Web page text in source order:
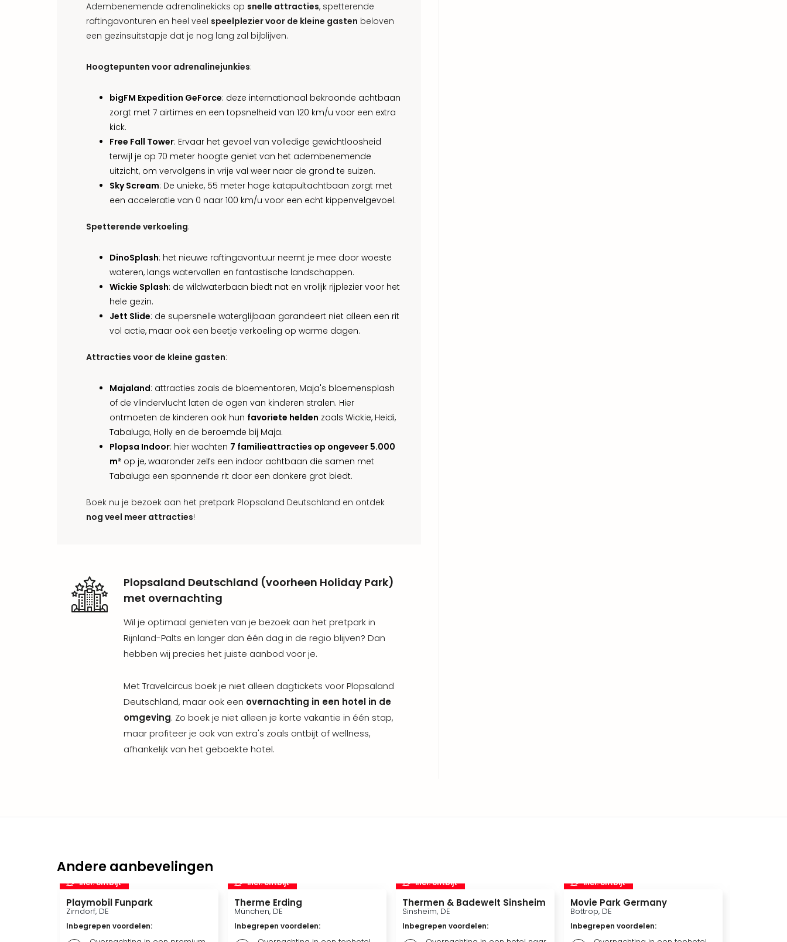
Adembenemende adrenalinekicks op snelle attracties, spetterende
raftingavonturen en heel veel speelplezier voor de kleine gasten beloven
een gezinsuitstapje dat je nog lang zal bijblijven.
Hoogtepunten voor adrenalinejunkies:
bigFM Expedition GeForce: deze internationaal bekroonde achtbaan
zorgt met 7 airtimes en een topsnelheid van 120 km/u voor een extra
kick.
Free Fall Tower: Ervaar het gevoel van volledige gewichtloosheid
terwijl je op 70 meter hoogte geniet van het adembenemende
uitzicht, om vervolgens in vrije val weer naar de grond te suizen.
Sky Scream: De unieke, 55 meter hoge katapultachtbaan zorgt met
een acceleratie van 0 naar 100 km/u voor een echt kippenvelgevoel.
Spetterende verkoeling:
DinoSplash: het nieuwe raftingavontuur neemt je mee door woeste
wateren, langs watervallen en fantastische landschappen.
Wickie Splash: de wildwaterbaan biedt nat en vrolijk rijplezier voor het
hele gezin.
Jett Slide: de supersnelle waterglijbaan garandeert niet alleen een rit
vol actie, maar ook een beetje verkoeling op warme dagen.
Attracties voor de kleine gasten:
Majaland: attracties zoals de bloementoren, Maja's bloemensplash
of de vlindervlucht laten de ogen van kinderen stralen. Hier
ontmoeten de kinderen ook hun favoriete helden zoals Wickie, Heidi,
Tabaluga, Holly en de beroemde bij Maja.
Plopsa Indoor: hier wachten 7 familieattracties op ongeveer 5.000
m² op je, waaronder zelfs een indoor achtbaan die samen met
Tabaluga een spannende rit door een donkere grot biedt.
Boek nu je bezoek aan het pretpark Plopsaland Deutschland en ontdek
nog veel meer attracties!
Plopsaland Deutschland (voorheen Holiday Park)
met overnachting
Wil je optimaal genieten van je bezoek aan het pretpark in
Rijnland-Palts en langer dan één dag in de regio blijven? Dan
hebben wij precies het juiste aanbod voor je.
Met Travelcircus boek je niet alleen dagtickets voor Plopsaland
Deutschland, maar ook een overnachting in een hotel in de
omgeving. Zo boek je niet alleen je korte vakantie in één stap,
maar profiteer je ook van extra's zoals ontbijt of wellness,
afhankelijk van het geboekte hotel.
Andere aanbevelingen
incl. ontbijt
Playmobil Funpark
Zirndorf, DE
Inbegrepen voordelen:
incl. ontbijt
Therme Erding
München, DE
Inbegrepen voordelen:
incl. ontbijt
Thermen & Badewelt Sinsheim
Sinsheim, DE
Inbegrepen voordelen:
incl. ontbijt
Movie Park Germany
Bottrop, DE
Inbegrepen voordelen: